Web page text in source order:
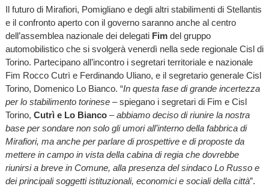
Il futuro di Mirafiori, Pomigliano e degli altri stabilimenti di Stellantis
e il confronto aperto con il governo saranno anche al centro
dell’assemblea nazionale dei delegati Fimdel gruppo
automobilistico che si svolgerà venerdì nella sede regionale Cisl di
Torino. Partecipano all’incontro i segretari territoriale e nazionale
Fim Rocco Cutrì e Ferdinando Uliano, e il segretario generale Cisl
Torino, Domenico Lo Bianco. “In questa fase di grande incertezza
per lo stabilimento torinese– spiegano i segretari di Fim e Cisl
Torino, Cutrì e Lo Bianco –abbiamo deciso di riunire la nostra
base per sondare non solo gli umori all’interno della fabbrica di
Mirafiori, ma anche per parlare di prospettive e di proposte da
mettere in campo in vista della cabina di regia che dovrebbe
riunirsi a breve in Comune, alla presenza del sindaco Lo Russo e
dei principali soggetti istituzionali, economici e sociali della città”.